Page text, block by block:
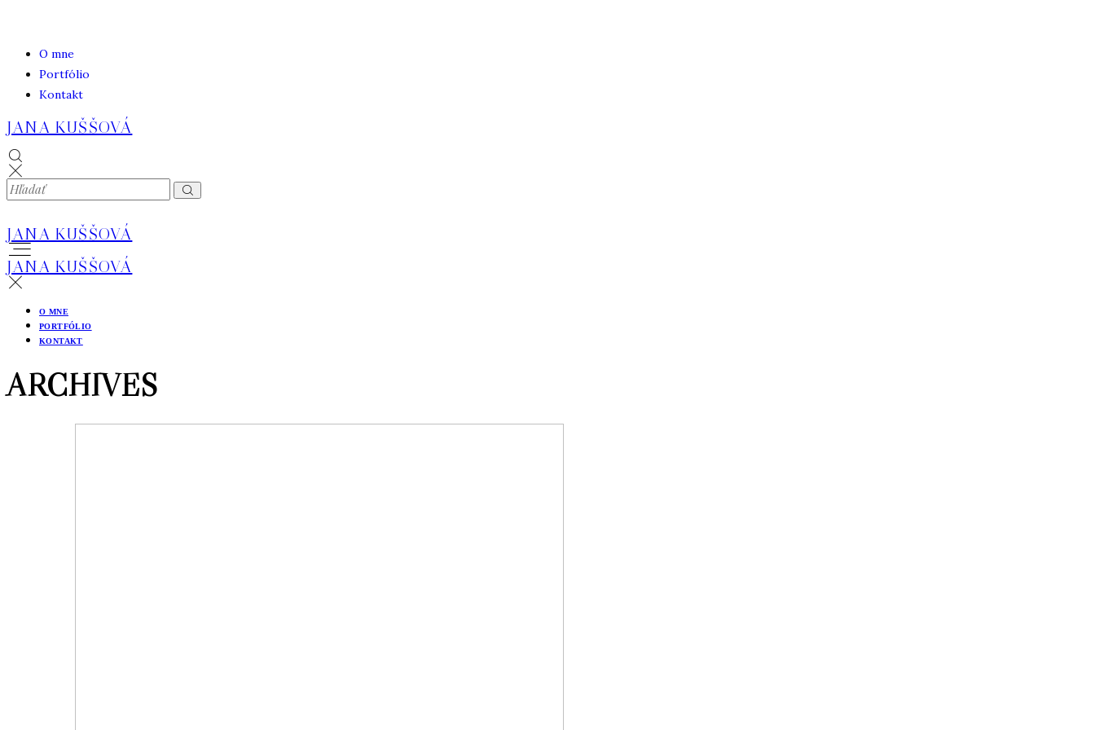
O mne
Portfólio
Kontakt
JANA KUŠŠOVÁ
JANA KUŠŠOVÁ
JANA KUŠŠOVÁ
O MNE
PORTFÓLIO
KONTAKT
ARCHIVES